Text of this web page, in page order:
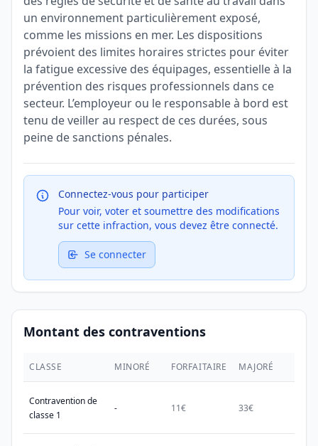
un environnement particulièrement exposé,
comme les missions en mer. Les dispositions
prévoient des limites horaires strictes pour éviter
la fatigue excessive des équipages, essentielle à la
prévention des risques professionnels dans ce
secteur. L’employeur ou le responsable à bord est
tenu de veiller au respect de ces durées, sous
peine de sanctions pénales.
Connectez-vous pour participer
Pour voir, voter et soumettre des modifications
sur cette infraction, vous devez être connecté.
Se connecter
Montant des contraventions
CLASSE MINORÉ FORFAITAIRE MAJORÉ
Contravention de
classe 1
- 11€ 33€